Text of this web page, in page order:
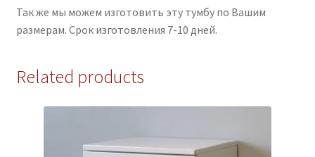
Так же мы можем изготовить эту тумбу по Вашим
размерам. Срок изготовления 7-10 дней.
Related products